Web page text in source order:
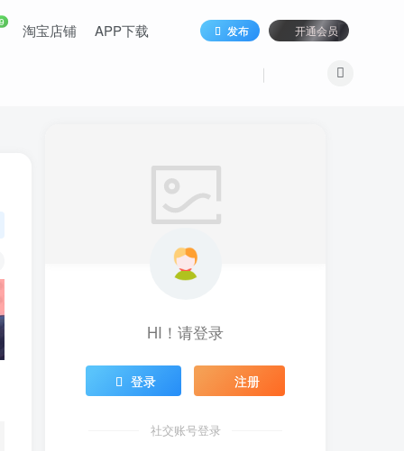
淘宝店铺 APP下载 发布 开通会员
HI！请登录
登录 注册
社交账号登录